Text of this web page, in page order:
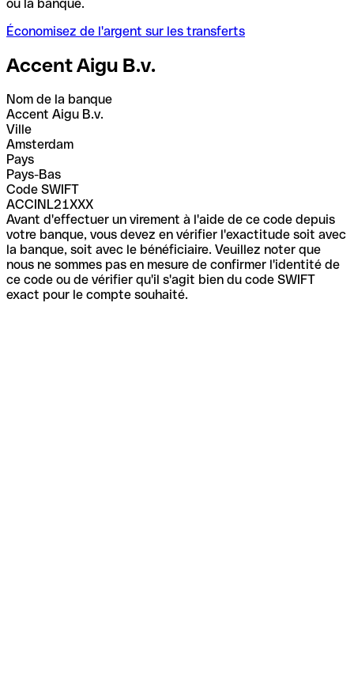
ou la banque.
Économisez de l'argent sur les transferts
Accent Aigu B.v.
Nom de la banque
Accent Aigu B.v.
Ville
Amsterdam
Pays
Pays-Bas
Code SWIFT
ACCINL21XXX
Avant d'effectuer un virement à l'aide de ce code depuis
votre banque, vous devez en vérifier l'exactitude soit avec
la banque, soit avec le bénéficiaire. Veuillez noter que
nous ne sommes pas en mesure de confirmer l'identité de
ce code ou de vérifier qu'il s'agit bien du code SWIFT
exact pour le compte souhaité.